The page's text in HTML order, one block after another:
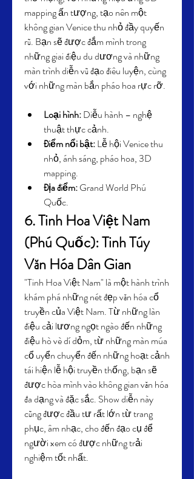
mapping ấn tượng, tạo nên một
không gian Venice thu nhỏ đầy quyến
rũ. Bạn sẽ được đắm mình trong
những giai điệu du dương và những
màn trình diễn vũ đạo điêu luyện, cùng
với những màn bắn pháo hoa rực rỡ.
Loại hình: Diễu hành – nghệ
thuật thực cảnh.
Điểm nổi bật: Lễ hội Venice thu
nhỏ, ánh sáng, pháo hoa, 3D
mapping.
Địa điểm: Grand World Phú
Quốc.
6. Tinh Hoa Việt Nam
(Phú Quốc): Tinh Túy
Văn Hóa Dân Gian
"Tinh Hoa Việt Nam" là một hành trình
khám phá những nét đẹp văn hóa cổ
truyền của Việt Nam. Từ những làn
điệu cải lương ngọt ngào đến những
điệu hò vè dí dỏm, từ những màn múa
cổ uyển chuyển đến những hoạt cảnh
tái hiện lễ hội truyền thống, bạn sẽ
được hòa mình vào không gian văn hóa
đa dạng và đặc sắc. Show diễn này
cũng được đầu tư rất lớn từ trang
phục, âm nhạc, cho đến đạo cụ để
người xem có được những trải
nghiệm tốt nhất.